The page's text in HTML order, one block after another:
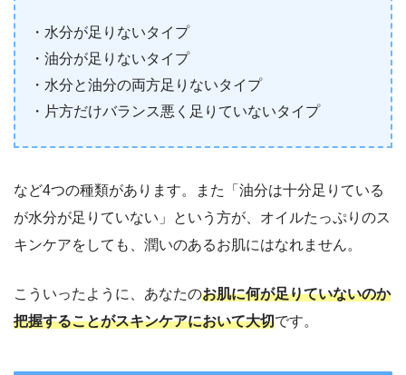
・水分が足りないタイプ
・油分が足りないタイプ
・水分と油分の両方足りないタイプ
・片方だけバランス悪く足りていないタイプ
など4つの種類があります。また「油分は十分足りている
が水分が足りていない」という方が、オイルたっぷりのス
キンケアをしても、潤いのあるお肌にはなれません。
こういったように、あなたのお肌に何が足りていないのか
把握することがスキンケアにおいて大切です。